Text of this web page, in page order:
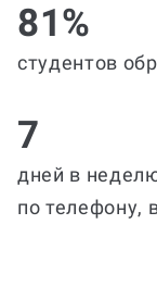
81%
студентов
7
дней в
по телефону,